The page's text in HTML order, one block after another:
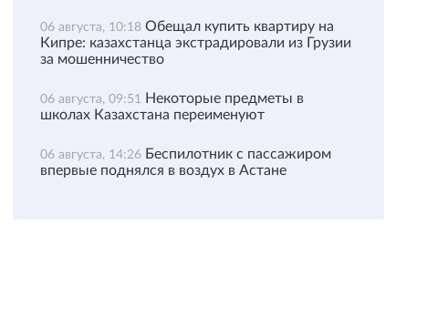
06 августа, 10:18 Обещал купить квартиру на
Кипре: казахстанца экстрадировали из Грузии
за мошенничество
06 августа, 09:51 Некоторые предметы в
школах Казахстана переименуют
06 августа, 14:26 Беспилотник с пассажиром
впервые поднялся в воздух в Астане